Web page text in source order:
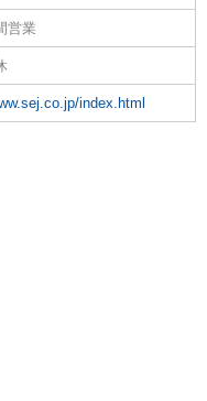
営業
index.html